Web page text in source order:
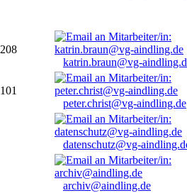
208
katrin.braun@vg-
101
peter.christ@vg-aindling.de
datenschutz@vg-
archiv@aindling.de